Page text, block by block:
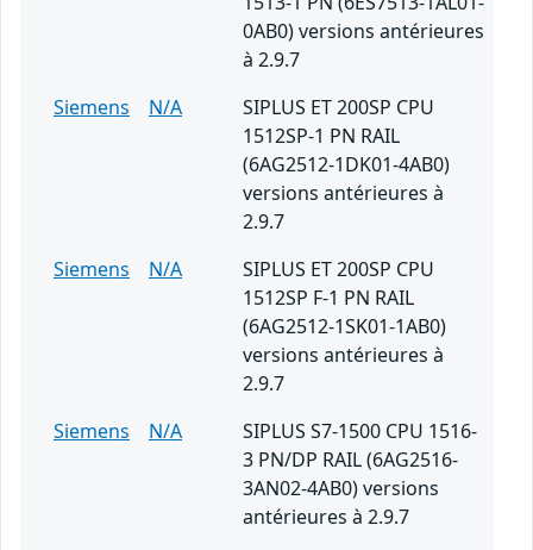
0AB0) versions antérieures
à 2.9.7
Siemens
N/A
SIPLUS ET 200SP CPU
1512SP-1 PN RAIL
(6AG2512-1DK01-4AB0)
versions antérieures à
2.9.7
Siemens
N/A
SIPLUS ET 200SP CPU
1512SP F-1 PN RAIL
(6AG2512-1SK01-1AB0)
versions antérieures à
2.9.7
Siemens
N/A
SIPLUS S7-1500 CPU 1516-
3 PN/DP RAIL (6AG2516-
3AN02-4AB0) versions
antérieures à 2.9.7